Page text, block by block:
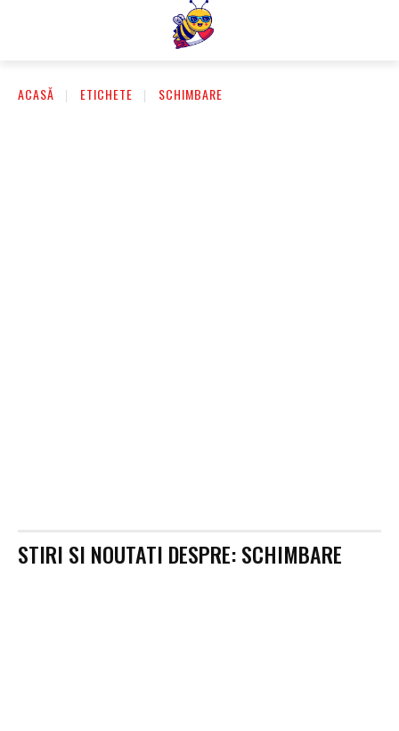
ACASĂ ETICHETE SCHIMBARE
STIRI SI NOUTATI DESPRE:SCHIMBARE